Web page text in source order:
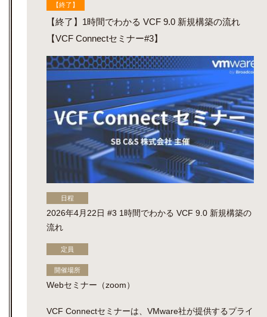
【終了】
【終了】1時間でわかる VCF 9.0 新規構築の流れ
【VCF Connectセミナー#3】
日程
2026年4月22日 #3 1時間でわかる VCF 9.0 新規構築の
流れ
定員
開催場所
Webセミナー（zoom）
VCF Connectセミナーは、VMware社が提供するプライ